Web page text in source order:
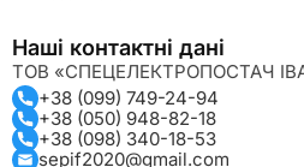
Наші контактні дані
ТОВ «СПЕЦЕЛЕКТРОПОСТАЧ
+38 (099) 749-24-94
+38 (050) 948-82-18
+38 (098) 340-18-53
sepif2020@gmail.com